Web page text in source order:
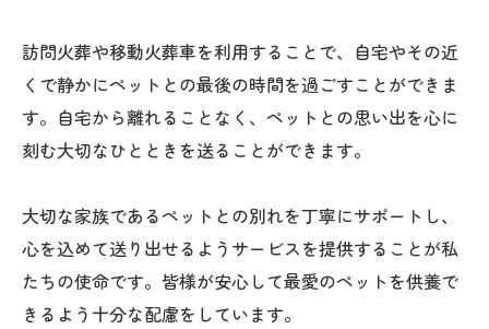
訪問火葬や移動火葬車を利用することで、自宅やその近
くで静かにペットとの最後の時間を過ごすことができま
す。自宅から離れることなく、ペットとの思い出を心に
刻む大切なひとときを送ることができます。
大切な家族であるペットとの別れを丁寧にサポートし、
心を込めて送り出せるようサービスを提供することが私
たちの使命です。皆様が安心して最愛のペットを供養で
きるよう十分な配慮をしています。